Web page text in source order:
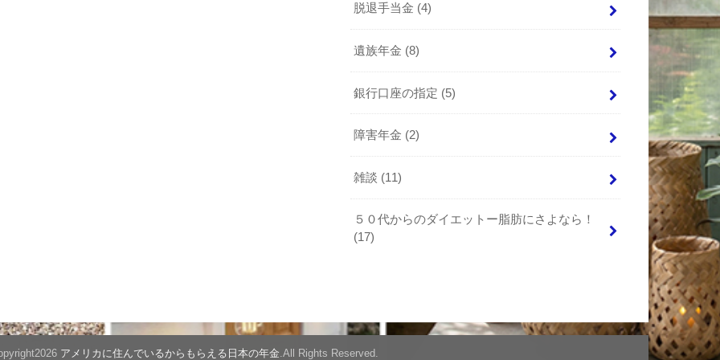
脱退手当金 (4)
遺族年金 (8)
銀行口座の指定 (5)
障害年金 (2)
雑談 (11)
５０代からのダイエットー脂肪にさよなら！
(17)
アメリカに住んでいるからもらえる日本の年金.All Rights Reserved.